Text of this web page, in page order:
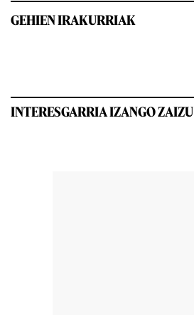
GEHIEN IRAKURRIAK
INTERESGARRIA IZANGO ZAIZU